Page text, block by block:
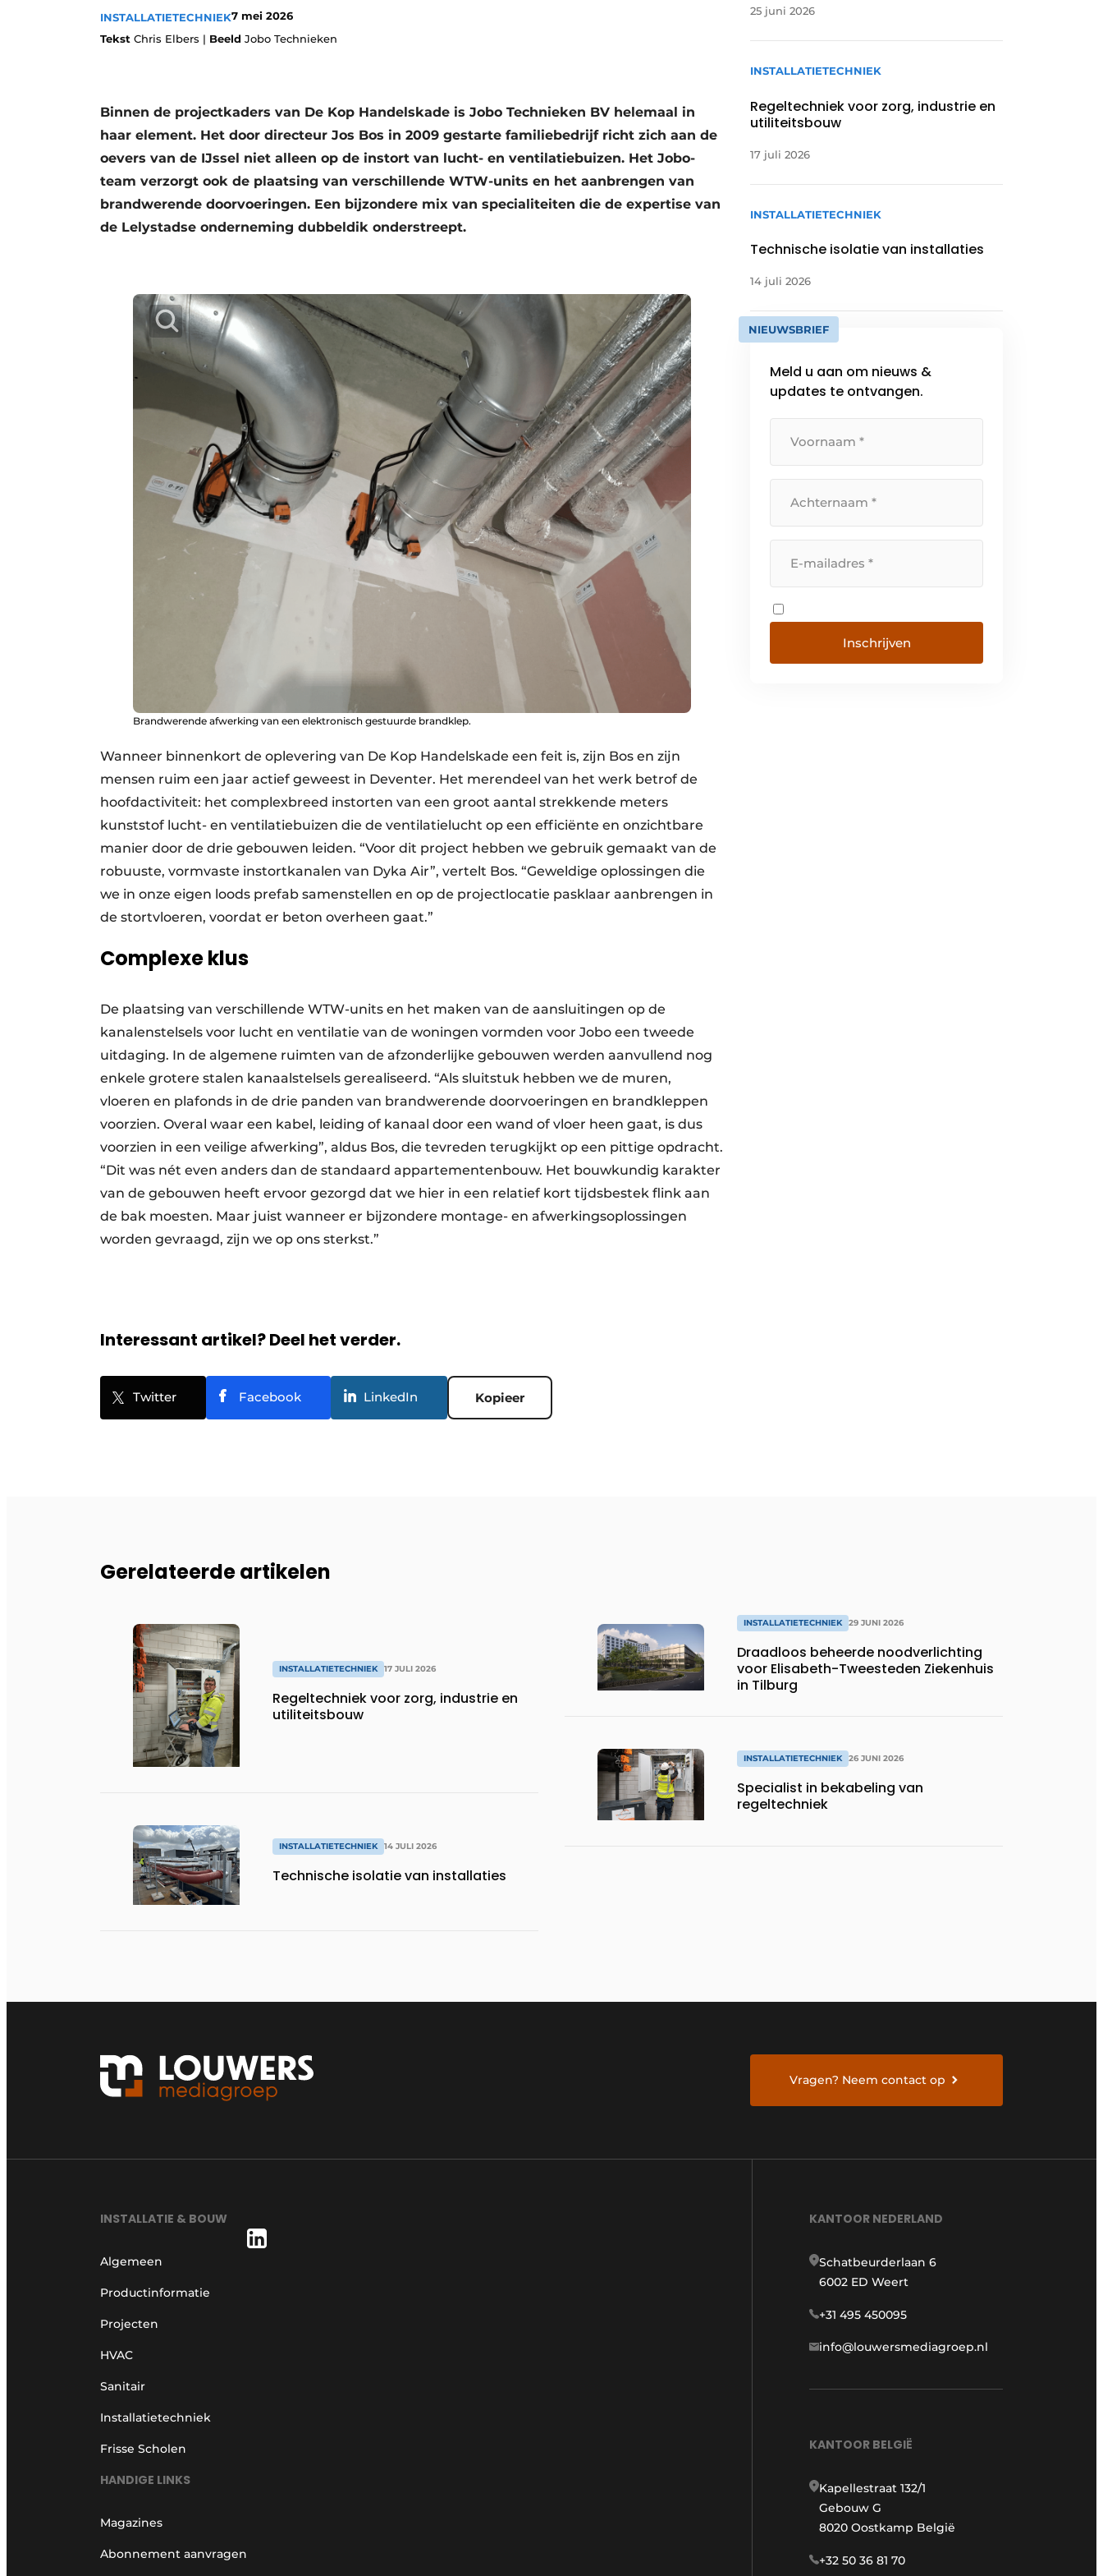
Vacatures
Video’s
INSTALLATIETECHNIEK7 mei 2026
Tekst Chris Elbers | Beeld Jobo Technieken
Binnen de projectkaders van De Kop Handelskade is Jobo Technieken BV helemaal in
haar element. Het door directeur Jos Bos in 2009 gestarte familiebedrijf richt zich aan de
oevers van de IJssel niet alleen op de instort van lucht- en ventilatiebuizen. Het Jobo-
team verzorgt ook de plaatsing van verschillende WTW-units en het aanbrengen van
brandwerende doorvoeringen. Een bijzondere mix van specialiteiten die de expertise van
de Lelystadse onderneming dubbeldik onderstreept.
Brandwerende afwerking van een elektronisch gestuurde brandklep.
Wanneer binnenkort de oplevering van De Kop Handelskade een feit is, zijn Bos en zijn
mensen ruim een jaar actief geweest in Deventer. Het merendeel van het werk betrof de
hoofdactiviteit: het complexbreed instorten van een groot aantal strekkende meters
kunststof lucht- en ventilatiebuizen die de ventilatielucht op een efficiënte en onzichtbare
manier door de drie gebouwen leiden. “Voor dit project hebben we gebruik gemaakt van de
robuuste, vormvaste instortkanalen van Dyka Air”, vertelt Bos. “Geweldige oplossingen die
we in onze eigen loods prefab samenstellen en op de projectlocatie pasklaar aanbrengen in
de stortvloeren, voordat er beton overheen gaat.”
Complexe klus
De plaatsing van verschillende WTW-units en het maken van de aansluitingen op de
kanalenstelsels voor lucht en ventilatie van de woningen vormden voor Jobo een tweede
uitdaging. In de algemene ruimten van de afzonderlijke gebouwen werden aanvullend nog
enkele grotere stalen kanaalstelsels gerealiseerd. “Als sluitstuk hebben we de muren,
vloeren en plafonds in de drie panden van brandwerende doorvoeringen en brandkleppen
voorzien. Overal waar een kabel, leiding of kanaal door een wand of vloer heen gaat, is dus
voorzien in een veilige afwerking”, aldus Bos, die tevreden terugkijkt op een pittige opdracht.
“Dit was nét even anders dan de standaard appartementenbouw. Het bouwkundig karakter
van de gebouwen heeft ervoor gezorgd dat we hier in een relatief kort tijdsbestek flink aan
de bak moesten. Maar juist wanneer er bijzondere montage- en afwerkingsoplossingen
worden gevraagd, zijn we op ons sterkst.”
Interessant artikel? Deel het verder.
Twitter Facebook LinkedIn Kopieer
25 juni 2026
INSTALLATIETECHNIEK
Regeltechniek voor zorg, industrie en
utiliteitsbouw
17 juli 2026
INSTALLATIETECHNIEK
Technische isolatie van installaties
14 juli 2026
NIEUWSBRIEF
Meld u aan om nieuws &
updates te ontvangen.
Inschrijven
Gerelateerde artikelen
INSTALLATIETECHNIEK 17 JULI 2026
Regeltechniek voor zorg, industrie en
utiliteitsbouw
INSTALLATIETECHNIEK 14 JULI 2026
Technische isolatie van installaties
INSTALLATIETECHNIEK 29 JUNI 2026
Draadloos beheerde noodverlichting
voor Elisabeth-Tweesteden Ziekenhuis
in Tilburg
INSTALLATIETECHNIEK 26 JUNI 2026
Specialist in bekabeling van
regeltechniek
Vragen? Neem contact op
INSTALLATIE & BOUW
Algemeen
Productinformatie
Projecten
HVAC
Sanitair
Installatietechniek
Frisse Scholen
HANDIGE LINKS
Magazines
Abonnement aanvragen
KANTOOR NEDERLAND
Schatbeurderlaan 6
6002 ED Weert
+31 495 450095
info@louwersmediagroep.nl
KANTOOR BELGIË
Kapellestraat 132/1
Gebouw G
8020 Oostkamp België
+32 50 36 81 70